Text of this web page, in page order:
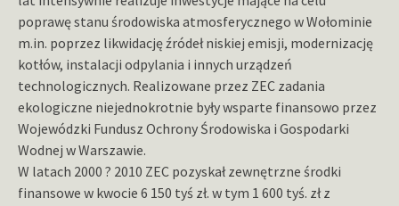
poprawę stanu środowiska atmosferycznego w Wołominie
m.in. poprzez likwidację źródeł niskiej emisji, modernizację
kotłów, instalacji odpylania i innych urządzeń
technologicznych. Realizowane przez ZEC zadania
ekologiczne niejednokrotnie były wsparte finansowo przez
Wojewódzki Fundusz Ochrony Środowiska i Gospodarki
Wodnej w Warszawie.
W latach 2000 ? 2010 ZEC pozyskał zewnętrzne środki
finansowe w kwocie 6 150 tyś zł. w tym 1 600 tyś. zł z